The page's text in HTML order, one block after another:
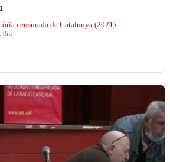
censurada de Catalunya (2021)
9m